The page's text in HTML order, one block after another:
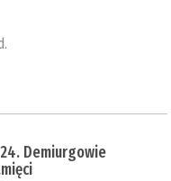
Demiurgowie